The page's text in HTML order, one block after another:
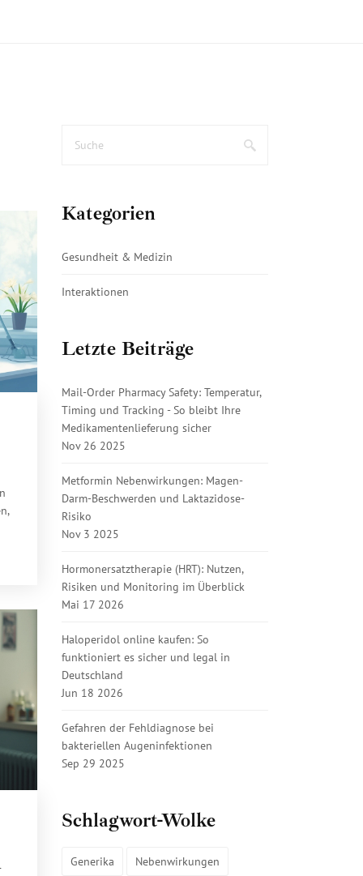
Kategorien
Gesundheit & Medizin
Interaktionen
Letzte Beiträge
Mail-Order Pharmacy Safety: Temperatur,
Timing und Tracking - So bleibt Ihre
Medikamentenlieferung sicher
Nov 26 2025
Metformin Nebenwirkungen: Magen-
Darm-Beschwerden und Laktazidose-
Risiko
Nov 3 2025
Hormonersatztherapie (HRT): Nutzen,
Risiken und Monitoring im Überblick
Mai 17 2026
Haloperidol online kaufen: So
funktioniert es sicher und legal in
Deutschland
Jun 18 2026
Gefahren der Fehldiagnose bei
bakteriellen Augeninfektionen
Sep 29 2025
Schlagwort-Wolke
Generika Nebenwirkungen